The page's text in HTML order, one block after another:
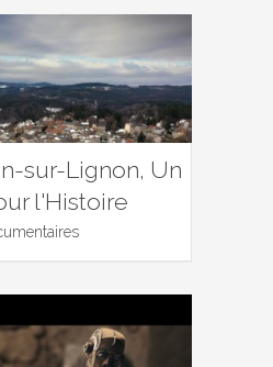
sur-Lignon, Un
l'Histoire